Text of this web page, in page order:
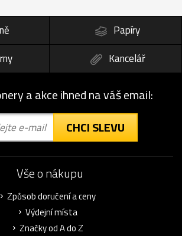
Papíry
Kancelář
a akce ihned na váš email:
CHCI SLEVU
Vše o nákupu
Způsob doručení a ceny
Výdejní místa
Značky od A do Z